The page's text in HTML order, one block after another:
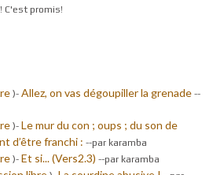
C'est promis!
)- Allez, on vas dégoupiller la grenade --
)- Le mur du con ; oups ; du son de
d’être franchi : --par karamba
)- Et si... (Vers2.3) --par karamba